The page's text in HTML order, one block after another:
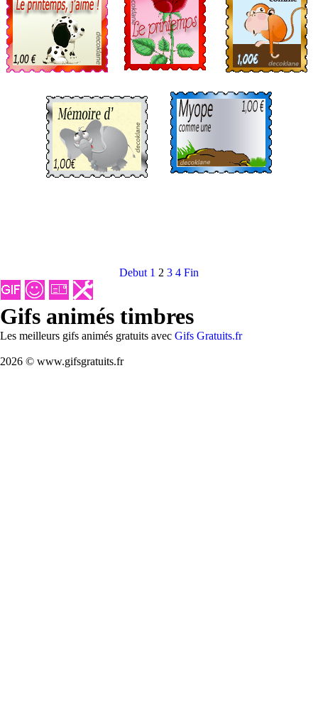
Debut 1 2 3 4 Fin
Gifs animés timbres
Les meilleurs gifs animés gratuits avec Gifs Gratuits.fr
2026 © www.gifsgratuits.fr